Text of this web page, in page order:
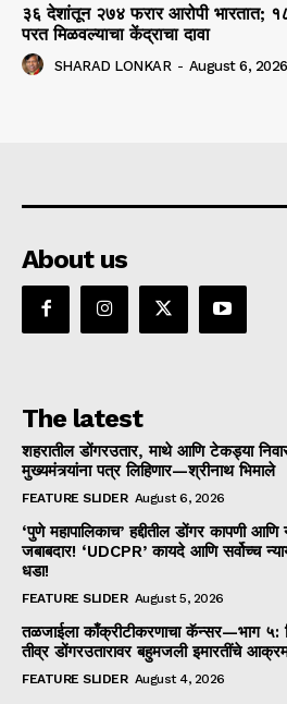
३६ देशांतून २७४ फरार आरोपी भारतात;
परत मिळवल्याचा केंद्राचा दावा
SHARAD LONKAR - August 6, 2026
About us
The latest
शहरातील डोंगरउतार, माथे आणि टेकड्या
मुख्यमंत्र्यांना पत्र लिहिणार—श्रीनाथ भिमाले
FEATURE SLIDER August 6, 2026
‘पुणे महापालिकाच’ हद्दीतील डोंगर कापणी आणि
जबाबदार! ‘UDCPR’ कायदे आणि सर्वोच्च
धडा!
FEATURE SLIDER August 5, 2026
तळजाईला काँक्रीटीकरणाचा कॅन्सर—भाग ५:
तीव्र डोंगरउतारावर बहुमजली इमारतींचे
FEATURE SLIDER August 4, 2026